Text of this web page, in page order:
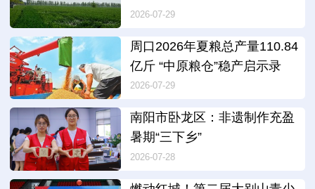
2026-07-29
周口2026年夏粮总产量110.84
亿斤 “中原粮仓”稳产启示录
2026-07-29
南阳市卧龙区：非遗制作充盈
暑期“三下乡”
2026-07-28